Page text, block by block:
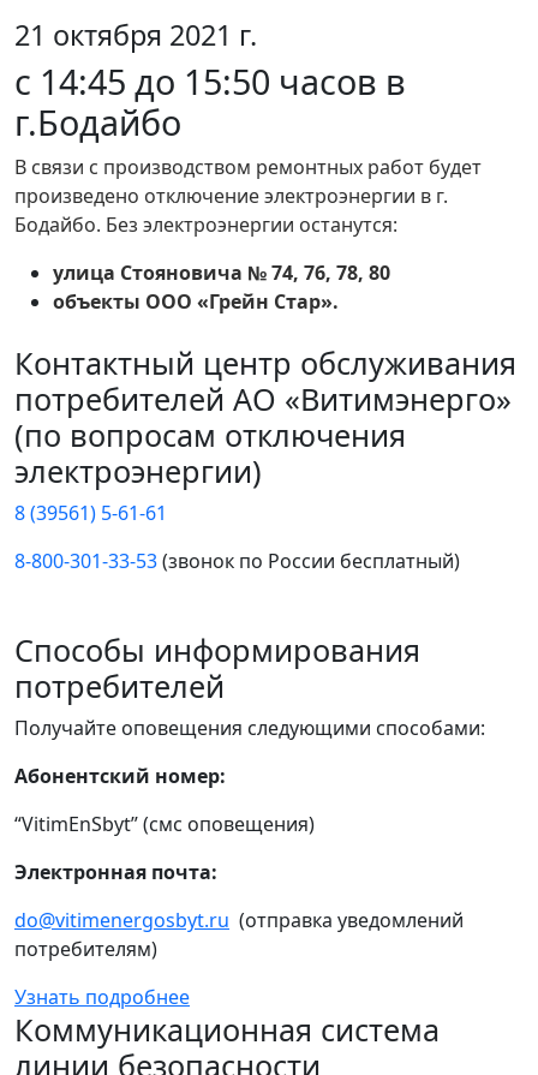
21 октября 2021 г.
c 14:45 до 15:50 часов в
г.Бодайбо
В связи с производством ремонтных работ будет
произведено отключение электроэнергии в г.
Бодайбо. Без электроэнергии останутся:
улица Стояновича № 74, 76, 78, 80
объекты ООО «Грейн Стар».
Контактный центр обслуживания
потребителей АО «Витимэнерго»
(по вопросам отключения
электроэнергии)
8 (39561) 5-61-61
8-800-301-33-53(звонок по России бесплатный)
Способы информирования
потребителей
Получайте оповещения следующими способами:
Абонентский номер:
“VitimEnSbyt” (смс оповещения)
Электронная почта:
do@vitimenergosbyt.ru (отправка уведомлений
потребителям)
Узнать подробнее
Коммуникационная система
линии безопасности